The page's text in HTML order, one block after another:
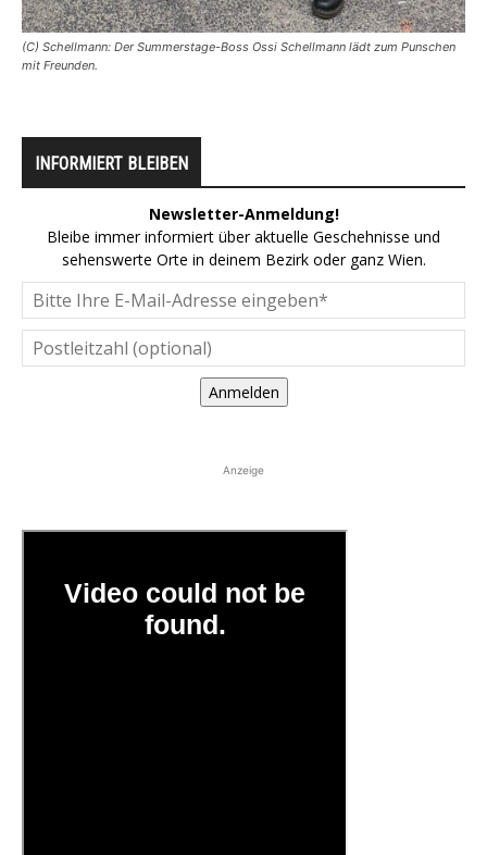
(C) Schellmann: Der Summerstage-Boss Ossi Schellmann lädt zum Punschen
mit Freunden.
INFORMIERT BLEIBEN
Newsletter-Anmeldung!
Bleibe immer informiert über aktuelle Geschehnisse und
sehenswerte Orte in deinem Bezirk oder ganz Wien.
Anmelden
Anzeige